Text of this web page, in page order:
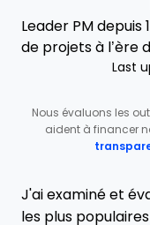
Leader PM
de projets à l’ère
Last
Nous évaluons les
aident à financer
J'ai examiné et
les plus